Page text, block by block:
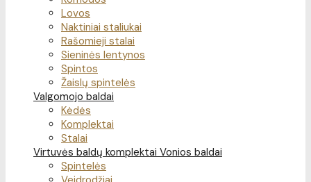
Lovos
Naktiniai staliukai
Rašomieji stalai
Sieninės lentynos
Spintos
Žaislų spintelės
Valgomojo baldai
Kėdės
Komplektai
Stalai
Virtuvės baldų komplektai Vonios baldai
Spintelės